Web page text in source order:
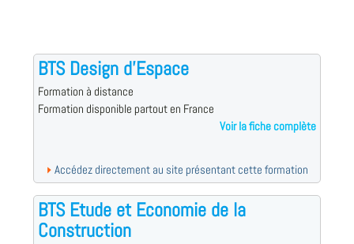
BTS Design d'Espace
Formation à distance
Formation disponible partout en France
Voir la fiche complète
Accédez directement au site présentant cette formation
BTS Etude et Economie de la
Construction